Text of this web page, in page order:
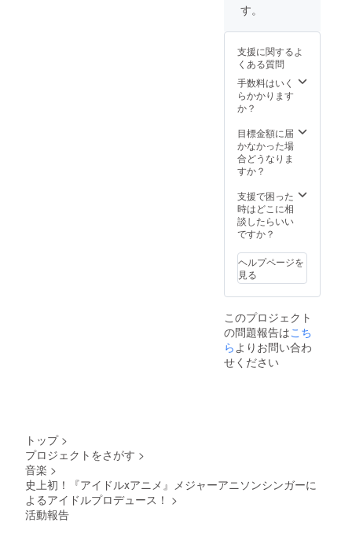
考欄に
されて
いる投
票枠に
応じて
投票し
ループ
と推し
メン
バーの
必ず記
載して
くださ
い。
承くだ
16.シル
バーメ
ンバー
ズカー
ド贈呈
限1年
間） 特
典内
容：全
トスタ
ンプ
カード
ポイン
全イベ
ント無
料チェ
キ券1枚
ロネッ
トのス
タンプ
カード
とは貯
バーか
らの私
頂き、
以内に
東京都
内のラ
イブハ
ウスに
いたし
ます。
また会
場まで
費、宿
泊費等
はご自
身での
となり
ますの
で予め
ご了承
い。 17.
ゴール
ドメン
バーズ
カード
贈呈 (有
効期限1
す。
支援に関するよ
くある質問
手数料はいく
らかかります
か？
目標金額に届
かなかった場
合どうなりま
すか？
支援で困った
時はどこに相
談したらいい
ですか？
ヘルプページを
見る
このプロジェクト
の問題報告はこち
ら よりお問い合わ
せください
トップ >
プロジェクトをさがす >
音楽 >
史上初！『アイドルxアニメ』メジャーアニソンシンガーに
よるアイドルプロデュース！ >
活動報告